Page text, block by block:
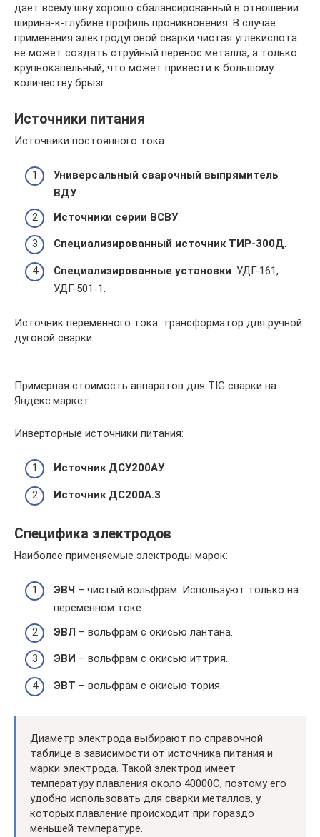
даёт всему шву хорошо сбалансированный в отношении
ширина-к-глубине профиль проникновения. В случае
применения электродуговой сварки чистая углекислота
не может создать струйный перенос металла, а только
крупнокапельный, что может привести к большому
количеству брызг.
Источники питания
Источники постоянного тока:
Универсальный сварочный выпрямитель
ВДУ.
Источники серии ВСВУ.
Специализированный источник ТИР-300Д.
Специализированные установки: УДГ-161,
УДГ-501-1.
Источник переменного тока: трансформатор для ручной
дуговой сварки.
Примерная стоимость аппаратов для TIG сварки на
Яндекс.маркет
Инверторные источники питания:
Источник ДСУ200АУ.
Источник ДС200А.3
Специфика электродов
Наиболее применяемые электроды марок:
ЭВЧ – чистый вольфрам. Используют только на
переменном токе.
ЭВЛ – вольфрам с окисью лантана.
ЭВИ – вольфрам с окисью иттрия.
ЭВТ – вольфрам с окисью тория.
Диаметр электрода выбирают по справочной
таблице в зависимости от источника питания и
марки электрода. Такой электрод имеет
температуру плавления около 40000С, поэтому его
удобно использовать для сварки металлов, у
которых плавление происходит при гораздо
меньшей температуре.